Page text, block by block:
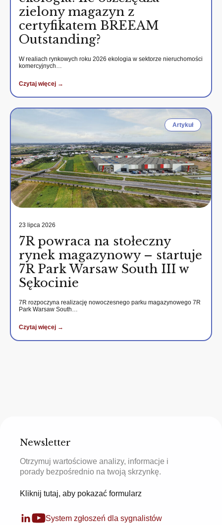
zielony magazyn z
certyfikatem BREEAM
Outstanding?
W realiach rynkowych roku 2026 ekologia w sektorze nieruchomości
komercyjnych…
Czytaj więcej →
Artykuł
23 lipca 2026
7R powraca na stołeczny
rynek magazynowy – startuje
7R Park Warsaw South III w
Sękocinie
7R rozpoczyna realizację nowoczesnego parku magazynowego 7R
Park Warsaw South…
Czytaj więcej →
Newsletter
Otrzymuj wartościowe analizy, informacje i
porady bezpośrednio na twoją skrzynkę.
Kliknij tutaj, aby pokazać formularz
System zgłoszeń dla sygnalistów